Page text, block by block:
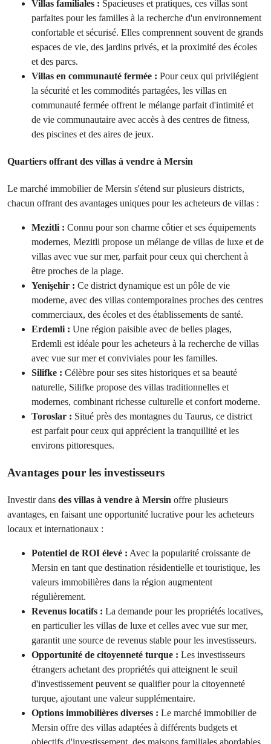
Villas familiales : Spacieuses et pratiques, ces villas sont
parfaites pour les familles à la recherche d'un environnement
confortable et sécurisé. Elles comprennent souvent de grands
espaces de vie, des jardins privés, et la proximité des écoles
et des parcs.
Villas en communauté fermée : Pour ceux qui privilégient
la sécurité et les commodités partagées, les villas en
communauté fermée offrent le mélange parfait d'intimité et
de vie communautaire avec accès à des centres de fitness,
des piscines et des aires de jeux.
Quartiers offrant des villas à vendre à Mersin
Le marché immobilier de Mersin s'étend sur plusieurs districts,
chacun offrant des avantages uniques pour les acheteurs de villas :
Mezitli : Connu pour son charme côtier et ses équipements
modernes, Mezitli propose un mélange de villas de luxe et de
villas avec vue sur mer, parfait pour ceux qui cherchent à
être proches de la plage.
Yenişehir : Ce district dynamique est un pôle de vie
moderne, avec des villas contemporaines proches des centres
commerciaux, des écoles et des établissements de santé.
Erdemli : Une région paisible avec de belles plages,
Erdemli est idéale pour les acheteurs à la recherche de villas
avec vue sur mer et conviviales pour les familles.
Silifke : Célèbre pour ses sites historiques et sa beauté
naturelle, Silifke propose des villas traditionnelles et
modernes, combinant richesse culturelle et confort moderne.
Toroslar : Situé près des montagnes du Taurus, ce district
est parfait pour ceux qui apprécient la tranquillité et les
environs pittoresques.
Avantages pour les investisseurs
Investir dans des villas à vendre à Mersin offre plusieurs
avantages, en faisant une opportunité lucrative pour les acheteurs
locaux et internationaux :
Potentiel de ROI élevé : Avec la popularité croissante de
Mersin en tant que destination résidentielle et touristique, les
valeurs immobilières dans la région augmentent
régulièrement.
Revenus locatifs : La demande pour les propriétés locatives,
en particulier les villas de luxe et celles avec vue sur mer,
garantit une source de revenus stable pour les investisseurs.
Opportunité de citoyenneté turque : Les investisseurs
étrangers achetant des propriétés qui atteignent le seuil
d'investissement peuvent se qualifier pour la citoyenneté
turque, ajoutant une valeur supplémentaire.
Options immobilières diverses : Le marché immobilier de
Mersin offre des villas adaptées à différents budgets et
objectifs d'investissement, des maisons familiales abordables